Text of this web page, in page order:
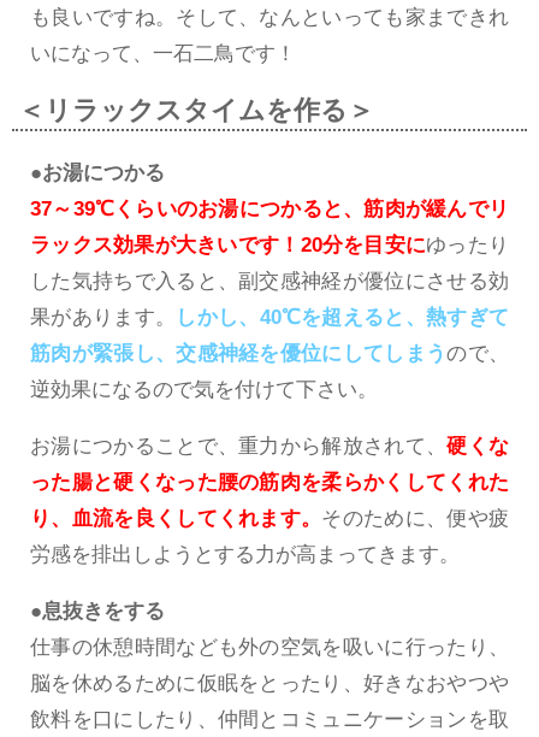
も良いですね。そして、なんといっても家まできれ
いになって、一石二鳥です！
＜リラックスタイムを作る＞
●お湯につかる
37～39℃くらいのお湯につかると、筋肉が緩んでリ
ラックス効果が大きいです！20分を目安にゆったり
した気持ちで入ると、副交感神経が優位にさせる効
果があります。
しかし、40℃を超えると、熱すぎて
筋肉が緊張し、交感神経を優位にしてしまうので、
逆効果になるので気を付けて下さい。
お湯につかることで、重力から解放されて、硬くな
った腸と硬くなった腰の筋肉を柔らかくしてくれた
り、血流を良くしてくれます。 そのために、便や疲
労感を排出しようとする力が高まってきます。
●息抜きをする
仕事の休憩時間なども外の空気を吸いに行ったり、
脳を休めるために仮眠をとったり、好きなおやつや
飲料を口にしたり、仲間とコミュニケーションを取